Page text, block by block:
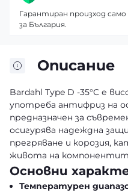
Описание
Bardahl Type D -35°C е
употреба антифриз на
предназначен за
осигурява надеждна
прегряване и корозия,
живота на
Основни
Температурен
Гарантиран произход
за България.